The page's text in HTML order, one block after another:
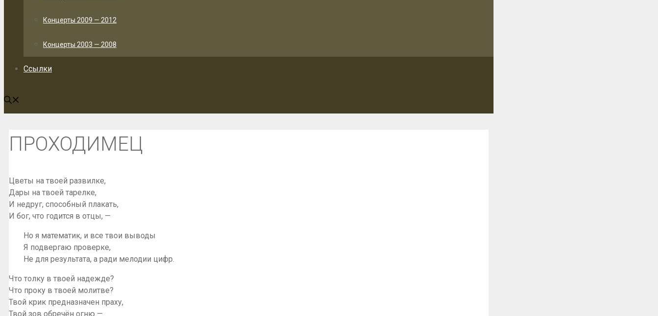
Концерты 2009 — 2012
Концерты 2003 — 2008
Ссылки
ПРОХОДИМЕЦ
Цветы на твоей развилке,
Дары на твоей тарелке,
И недруг, способный плакать,
И бог, что годится в отцы, —
Но я математик, и все твои выводы
Я подвергаю проверке,
Не для результата, а ради мелодии цифр.
Что толку в твоей надежде?
Что проку в твоей молитве?
Твой крик предназначен праху,
Твой зов обречён огню —